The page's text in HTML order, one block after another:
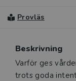
Provläs
Beskrivning
Varför ges
trots goda